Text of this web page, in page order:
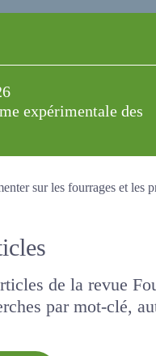
expérimentale
sur les fourrages
de la revue
par mot-clé,